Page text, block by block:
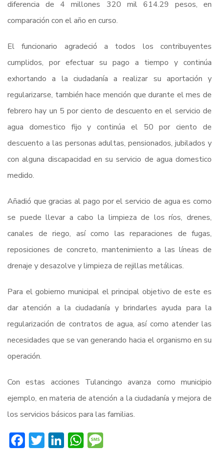
diferencia de 4 millones 320 mil 614.29 pesos, en
comparación con el año en curso.
El funcionario agradeció a todos los contribuyentes
cumplidos, por efectuar su pago a tiempo y continúa
exhortando a la ciudadanía a realizar su aportación y
regularizarse, también hace mención que durante el mes de
febrero hay un 5 por ciento de descuento en el servicio de
agua domestico fijo y continúa el 50 por ciento de
descuento a las personas adultas, pensionados, jubilados y
con alguna discapacidad en su servicio de agua domestico
medido.
Añadió que gracias al pago por el servicio de agua es como
se puede llevar a cabo la limpieza de los ríos, drenes,
canales de riego, así como las reparaciones de fugas,
reposiciones de concreto, mantenimiento a las líneas de
drenaje y desazolve y limpieza de rejillas metálicas.
Para el gobierno municipal el principal objetivo de este es
dar atención a la ciudadanía y brindarles ayuda para la
regularización de contratos de agua, así como atender las
necesidades que se van generando hacia el organismo en su
operación.
Con estas acciones Tulancingo avanza como municipio
ejemplo, en materia de atención a la ciudadanía y mejora de
los servicios básicos para las familias.
Facebook
Twitter
LinkedIn
WhatsApp